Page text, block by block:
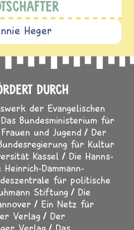
Heger
DURCH
der Evangelischen
Das Bundesministerium für
und Jugend
Der
für Kultur
Kassel
Die Hanns-
Heinrich-Dammann-
für politische
Stiftung
Die
Ein Netz für
Verlag
Der